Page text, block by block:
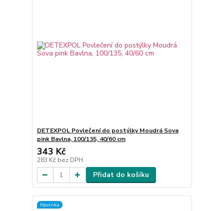
DETEXPOL Povlečení do postýlky Moudrá Sova
pink Bavlna, 100/135, 40/60 cm
343 Kč
283 Kč bez DPH
Přidat do košíku
Novinka